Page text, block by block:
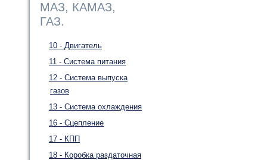
МАЗ, КАМАЗ,
ГАЗ.
10 - Двигатель
11 - Система питания
12 - Система выпуска
газов
13 - Система охлаждения
16 - Сцепление
17 - КПП
18 - Коробка раздаточная